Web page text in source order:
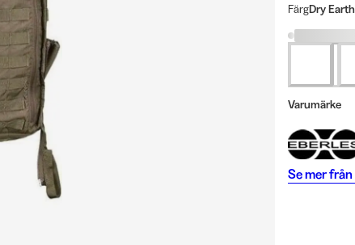
FärgDry Earth
Varumärke
Se mer från